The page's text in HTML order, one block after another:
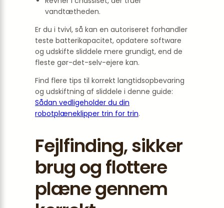
vandtætheden.
Er du i tvivl, så kan en autoriseret forhandler
teste batterikapacitet, opdatere software
og udskifte sliddele mere grundigt, end de
fleste gør-det-selv-ejere kan.
Find flere tips til korrekt langtidsopbevaring
og udskiftning af sliddele i denne guide:
Sådan vedligeholder du din
robotplæneklipper trin for trin.
Fejlfinding, sikker
brug og flottere
plæne gennem